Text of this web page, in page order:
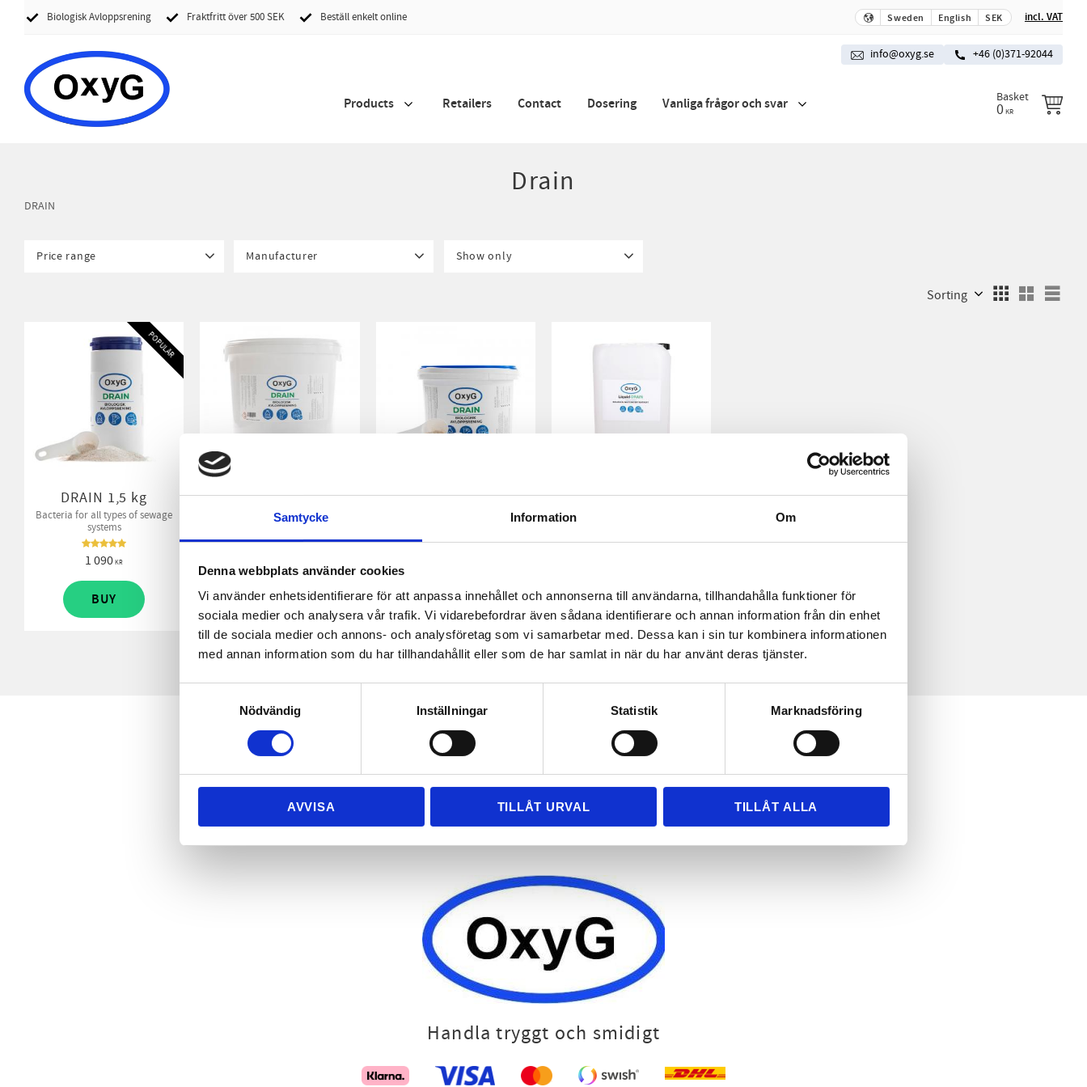
Samtycke Information Om
Denna webbplats använder cookies
Vi använder enhetsidentifierare för att anpassa innehållet och annonserna till användarna, tillhandahålla funktioner för
sociala medier och analysera vår trafik. Vi vidarebefordrar även sådana identifierare och annan information från din enhet
till de sociala medier och annons- och analysföretag som vi samarbetar med. Dessa kan i sin tur kombinera informationen
med annan information som du har tillhandahållit eller som de har samlat in när du har använt deras tjänster.
Nödvändig
Inställningar Statistik Marknadsföring
AVVISA TILLÅT URVAL TILLÅT ALLA
Biologisk Avloppsrening Fraktfritt över 500 SEK Beställ enkelt online Sweden English SEK incl. VAT
Products Retailers Contact Dosering Vanliga frågor och svar
info@oxyg.se +46 (0)371-92044
Basket
0KR
Drain
DRAIN
Price range Manufacturer Show only
DRAIN 1,5 kg
Bacteria for all types of sewage
systems
1 090KR
POPULÄR
BUY
Drain 10 kg
An additive to improve various
types of drainage systems using
bacteria. Enhances
removes sewage odor.
BUY
Drain 3 kg
An additive to improve various
bacteria. Enhances
BUY
Liquid Drain 25l
BUY
Phone:+46 (0)371-92044
E-mail:info@oxyg.se
Handla tryggt och smidigt